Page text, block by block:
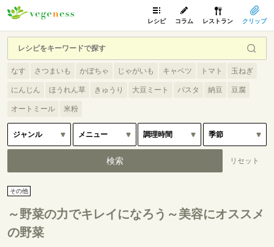
レシピ コラム レストラン クリップ
なす さつまいも かぼちゃ じゃがいも キャベツ トマト 玉ねぎ
にんじん ほうれん草 きゅうり 大豆ミート パスタ 納豆 豆腐
オートミール 米粉
その他
～野菜の力でキレイになろう～美容にオススメ
の野菜